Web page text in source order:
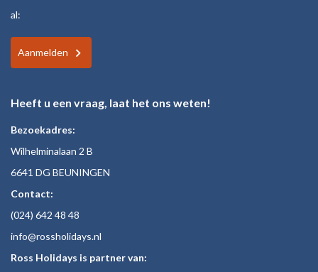
al:
Aanmelden
Heeft u een vraag, laat het ons weten!
Bezoekadres:
Wilhelminalaan 2 B
6641 DG BEUNINGEN
Contact:
(024) 642 48 48
info@rossholidays.nl
Ross Holidays is partner van: